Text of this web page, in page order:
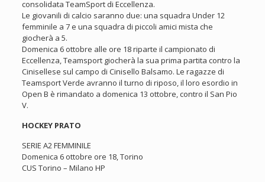
consolidata TeamSport di Eccellenza.
Le giovanili di calcio saranno due: una squadra Under 12
femminile a 7 e una squadra di piccoli amici mista che
giocherà a 5.
Domenica 6 ottobre alle ore 18 riparte il campionato di
Eccellenza, Teamsport giocherà la sua prima partita contro la
Cinisellese sul campo di Cinisello Balsamo. Le ragazze di
Teamsport Verde avranno il turno di riposo, il loro esordio in
Open B è rimandato a domenica 13 ottobre, contro il San Pio
V.
HOCKEY PRATO
SERIE A2 FEMMINILE
Domenica 6 ottobre ore 18, Torino
CUS Torino – Milano HP